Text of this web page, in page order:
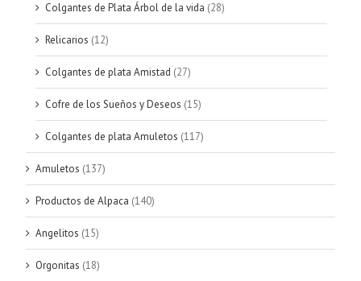
Colgantes de Plata Árbol de la vida (28)
Relicarios (12)
Colgantes de plata Amistad (27)
Cofre de los Sueños y Deseos (15)
Colgantes de plata Amuletos (117)
Amuletos (137)
Productos de Alpaca (140)
Angelitos (15)
Orgonitas (18)